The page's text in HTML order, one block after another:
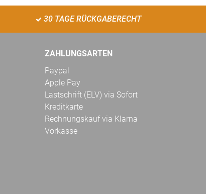
30 TAGE RÜCKGABERECHT
ZAHLUNGSARTEN
Paypal
Apple Pay
Lastschrift (ELV) via Sofort
Kreditkarte
Rechnungskauf via Klarna
Vorkasse